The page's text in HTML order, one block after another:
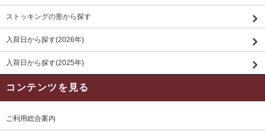
ストッキングの形から探す
入荷日から探す(2026年)
入荷日から探す(2025年)
コンテンツを見る
ご利用総合案内